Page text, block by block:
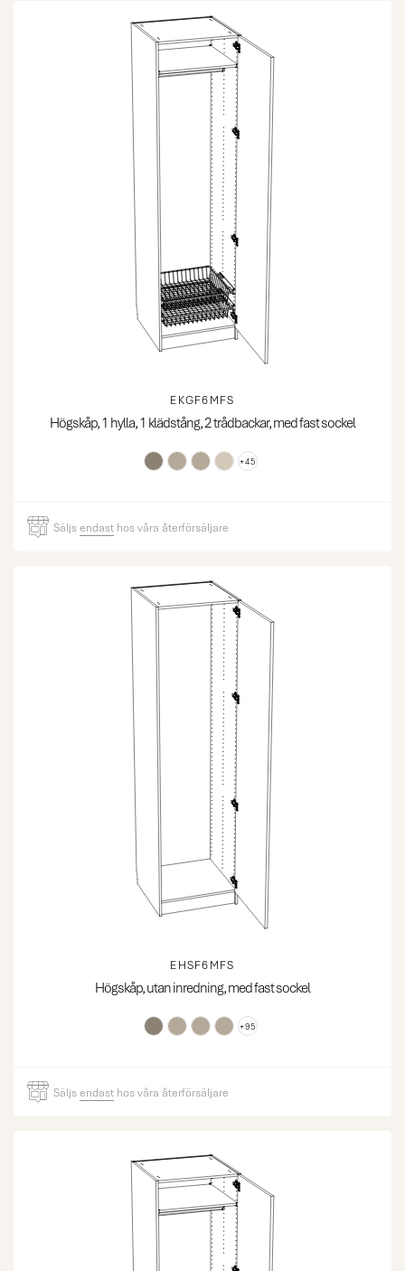
EKGF6MFS
Högskåp, 1 hylla, 1 klädstång, 2 trådbackar, med fast sockel
+45
Säljsendast hos våra återförsäljare
EHSF6MFS
Högskåp, utan inredning, med fast sockel
+95
Säljsendast hos våra återförsäljare